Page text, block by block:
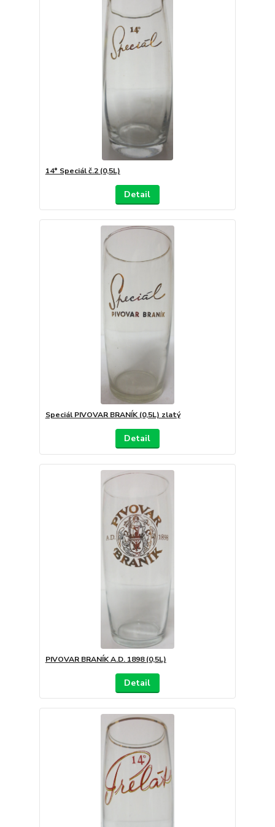
14° Speciál č.2 (0,5L)
Detail
Speciál PIVOVAR BRANÍK (0,5L) zlatý
Detail
PIVOVAR BRANÍK A.D. 1898 (0,5L)
Detail